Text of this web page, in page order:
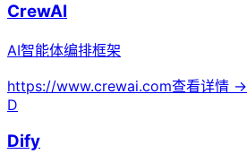
CrewAI
AI智能体编排框架
https://www.crewai.com查看详情 →
D
Dify